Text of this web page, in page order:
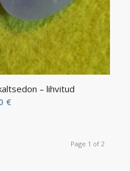
– lihvitud
€
Page 1 of 2